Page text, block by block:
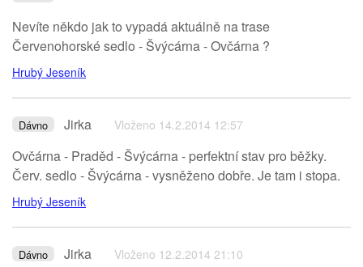
Nevíte někdo jak to vypadá aktuálně na trase
Červenohorské sedlo - Švýcárna - Ovčárna ?
Hrubý Jeseník
Dávno Jirka Vloženo 14.2.2014 12:57
Ovčárna - Praděd - Švýcárna - perfektní stav pro běžky.
Červ. sedlo - Švýcárna - vysněženo dobře. Je tam i stopa.
Hrubý Jeseník
Dávno Jirka Vloženo 12.2.2014 21:10